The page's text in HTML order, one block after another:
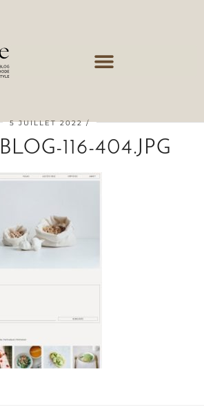
5 JUILLET 2022
116-404.JPG